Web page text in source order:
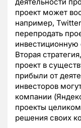
деятельности
проект может
например,
перепродать
инвестиционную
Вторая
проект в
прибыли от
инвесторов
компании
проекты
решения своих